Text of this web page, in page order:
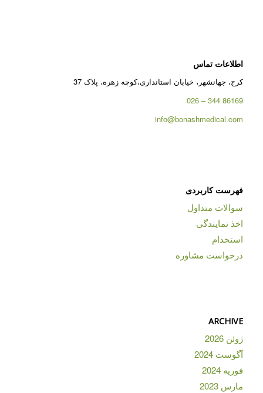
اطلاعات تماس
کرج، جهانشهر، خیابان استانداری،کوچه زهره، پلاک 37
86169 344 – 026
info@bonashmedical.com
فهرست کاربردی
سوالات متداول
اخذ نمایندگی
استخدام
درخواست مشاوره
ARCHIVE
ژوئن 2026
آگوست 2024
فوریه 2024
مارس 2023